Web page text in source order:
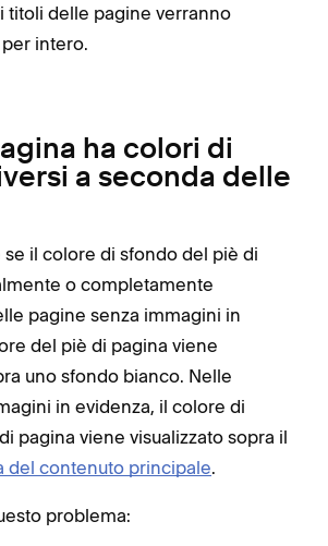
titoli delle pagine verranno
intero.
ha colori di
a seconda delle
se il colore di sfondo del piè di
o completamente
pagine senza immagini in
del piè di pagina viene
uno sfondo bianco. Nelle
in evidenza, il colore di
pagina viene visualizzato sopra il
del contenuto principale.
problema: